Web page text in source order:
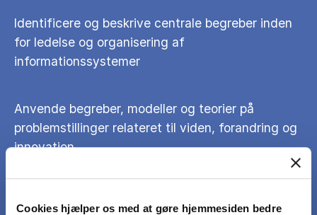
Cookies hjælper os med at gøre hjemmesiden bedre
Identificere og beskrive centrale begreber inden
for ledelse og organisering af
informationssystemer
Anvende begreber, modeller og teorier på
problemstillinger relateret til viden, forandring og
innovation